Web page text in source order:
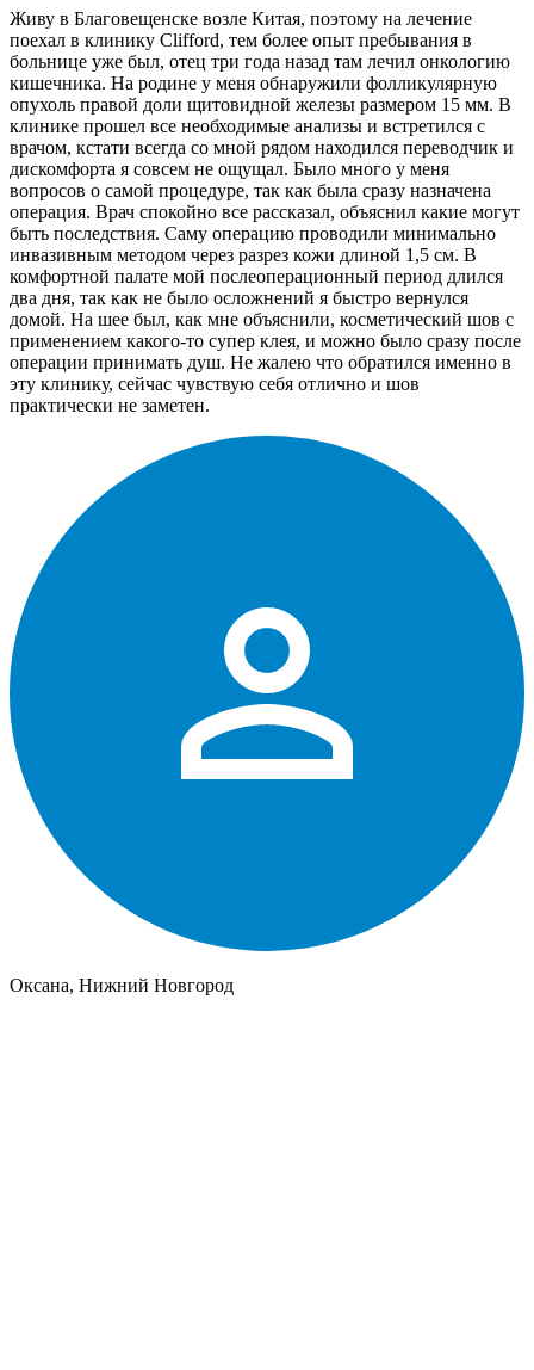
Живу в Благовещенске возле Китая, поэтому на лечение
поехал в клинику Clifford, тем более опыт пребывания в
больнице уже был, отец три года назад там лечил онкологию
кишечника. На родине у меня обнаружили фолликулярную
опухоль правой доли щитовидной железы размером 15 мм. В
клинике прошел все необходимые анализы и встретился с
врачом, кстати всегда со мной рядом находился переводчик и
дискомфорта я совсем не ощущал. Было много у меня
вопросов о самой процедуре, так как была сразу назначена
операция. Врач спокойно все рассказал, объяснил какие могут
быть последствия. Саму операцию проводили минимально
инвазивным методом через разрез кожи длиной 1,5 см. В
комфортной палате мой послеоперационный период длился
два дня, так как не было осложнений я быстро вернулся
домой. На шее был, как мне объяснили, косметический шов с
применением какого-то супер клея, и можно было сразу после
операции принимать душ. Не жалею что обратился именно в
эту клинику, сейчас чувствую себя отлично и шов
практически не заметен.
Оксана, Нижний Новгород